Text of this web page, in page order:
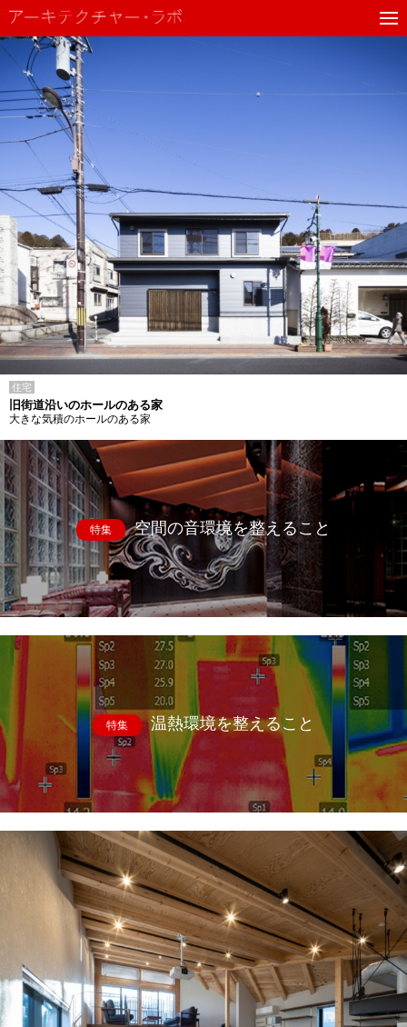
住宅
旧街道沿いのホールのある家
大きな気積のホールのある家
特集 空間の音環境を整えること
特集 温熱環境を整えること